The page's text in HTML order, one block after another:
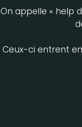
On appelle « help
Ceux-ci entrent